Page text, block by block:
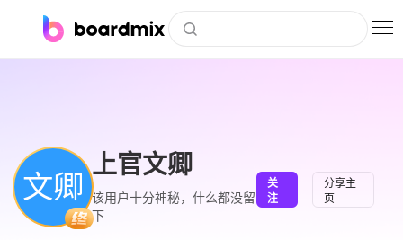
下载
会员
企业服务
文卿
上官文卿
该用户十分神秘，什么都没留
下
关
注
分享主
页